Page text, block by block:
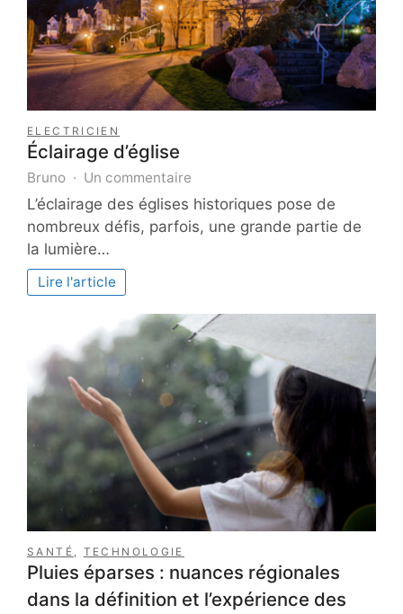
ELECTRICIEN
Éclairage d’église
Bruno Un commentaire
Éclairage
d’église
L’éclairage des églises historiques pose de
nombreux défis, parfois, une grande partie de
la lumière…
Lire l'article
SANTÉ , TECHNOLOGIE
Pluies éparses : nuances régionales
dans la définition et l’expérience des